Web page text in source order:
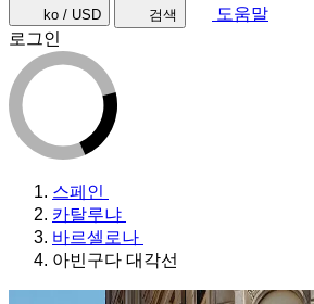
ko / USD 검색
도움말
로그인
스페인
카탈루냐
바르셀로나
아빈구다 대각선